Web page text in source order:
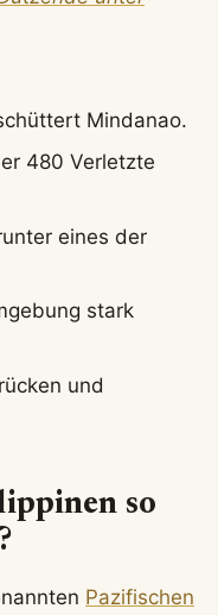
Mindanao.
480 Verletzte
eines der
stark
und
so
Pazifischen